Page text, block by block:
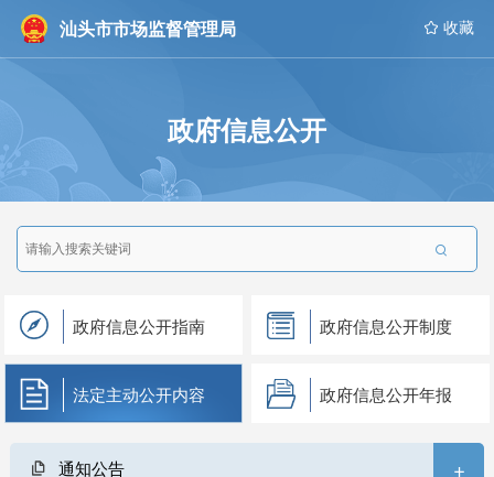
汕头市市场监督管理局  收藏
政府信息公开

政府信息公开指南 政府信息公开制度
法定主动公开内容 政府信息公开年报
通知公告 +